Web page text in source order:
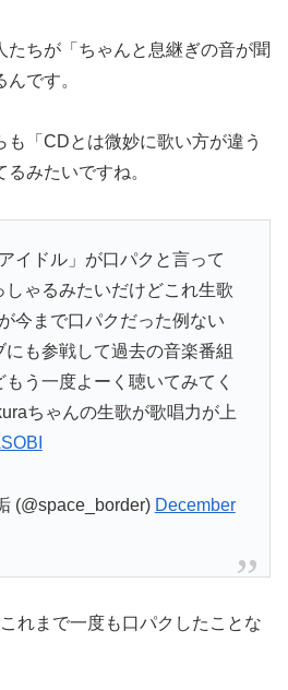
たちが「ちゃんと息継ぎの音が聞
です。
「CDとは微妙に歌い方が違う
みたいですね。
イドル」が口パクと言って
しゃるみたいだけどこれ生歌
今まで口パクだった例ない
も参戦して過去の音楽番組
う一度よーく聴いてみてく
ちゃんの生歌が歌唱力が上
(@space_border) December
れまで一度も口パクしたことな